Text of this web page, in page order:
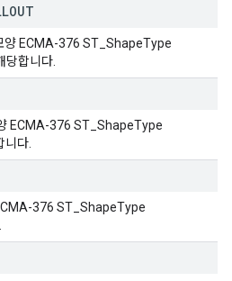
양 ECMA-376 ST_ShapeType
합니다.
ECMA-376 ST_ShapeType
다.
376 ST_ShapeType